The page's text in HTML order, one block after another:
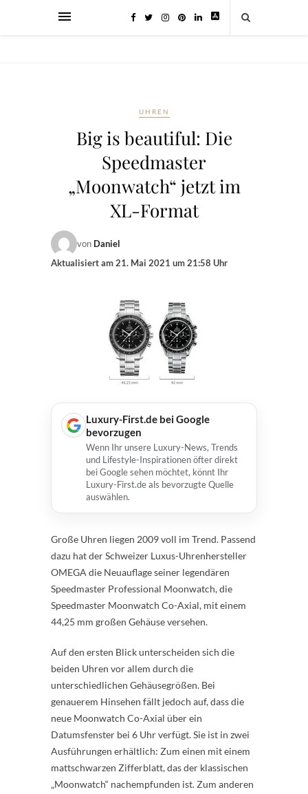
UHREN
Big is beautiful: Die
Speedmaster
„Moonwatch“ jetzt im
XL-Format
von Daniel
Aktualisiert am21. Mai 2021 um 21:58 Uhr
Luxury-First.de bei Google
bevorzugen
Wenn Ihr unsere Luxury-News, Trends
und Lifestyle-Inspirationen öfter direkt
bei Google sehen möchtet, könnt Ihr
Luxury-First.de als bevorzugte Quelle
auswählen.
Große Uhren liegen 2009 voll im Trend. Passend
dazu hat der Schweizer Luxus-Uhrenhersteller
OMEGA die Neuauflage seiner legendären
Speedmaster Professional Moonwatch, die
Speedmaster Moonwatch Co-Axial, mit einem
44,25 mm großen Gehäuse versehen.
Auf den ersten Blick unterscheiden sich die
beiden Uhren vor allem durch die
unterschiedlichen Gehäusegrößen. Bei
genauerem Hinsehen fällt jedoch auf, dass die
neue Moonwatch Co-Axial über ein
Datumsfenster bei 6 Uhr verfügt. Sie ist in zwei
Ausführungen erhältlich: Zum einen mit einem
mattschwarzen Zifferblatt, das der klassischen
„Moonwatch“ nachempfunden ist. Zum anderen